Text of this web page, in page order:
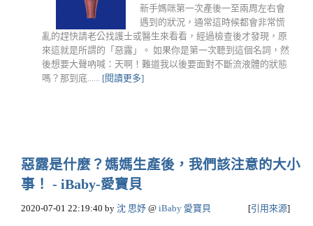
新手媽咪第一次產後一至兩周左右會
遇到的狀況，通常這時候都會非常慌
亂的趕快請老公找護士或醫生來看看，經過檢查後才發現，原
來這就是所謂的「惡露」。 如果你是第一次聽到這個名詞，然
後想要大聲吶喊：天啊！難道我以後要面對不斷流液體的狀態
嗎？那到底...... [閱讀更多]
惡露是什麼？媽媽生產後，我們該注意的大小
事！ - iBaby-愛寶貝
2020-07-01 22:19:40 by 沈 思妤 @ iBaby 愛寶貝 [引用來源]